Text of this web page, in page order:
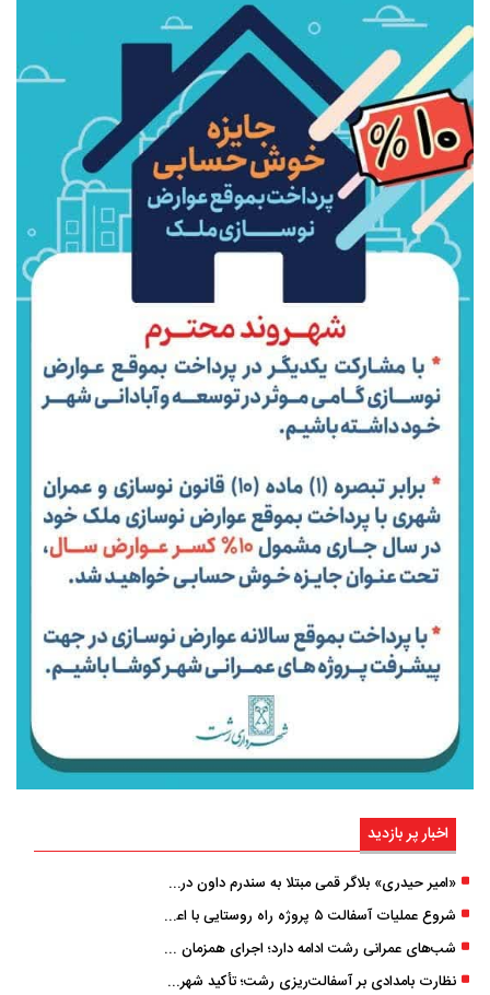
اخبار پر بازدید
«امیر حیدری» بلاگر قمی مبتلا به سندرم داون درگذشت
شروع عملیات آسفالت ۵ پروژه راه ‌روستایی با اعتبار ۳۷۰ میلیاردی در گیلان
شب‌های عمرانی رشت ادامه دارد؛ اجرای همزمان آسفالت‌ریزی در پنج منطقه شهری
نظارت بامدادی بر آسفالت‌ریزی رشت؛ تأکید شهردار و بازرس کل بر کیفیت اجرای پروژه‌ها